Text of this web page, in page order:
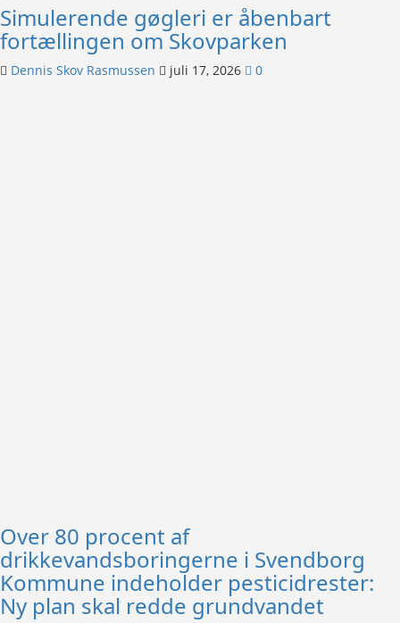
Simulerende gøgleri er åbenbart
fortællingen om Skovparken
Dennis Skov Rasmussen juli 17, 2026 0
Over 80 procent af
drikkevandsboringerne i Svendborg
Kommune indeholder pesticidrester:
Ny plan skal redde grundvandet